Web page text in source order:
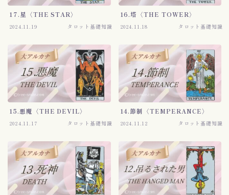
17.星〈THE STAR〉
2024.11.19 タロット基礎知識
16.塔〈THE TOWER〉
2024.11.18 タロット基礎知識
15.悪魔〈THE DEVIL〉
2024.11.17 タロット基礎知識
14.節制〈TEMPERANCE〉
2024.11.12 タロット基礎知識